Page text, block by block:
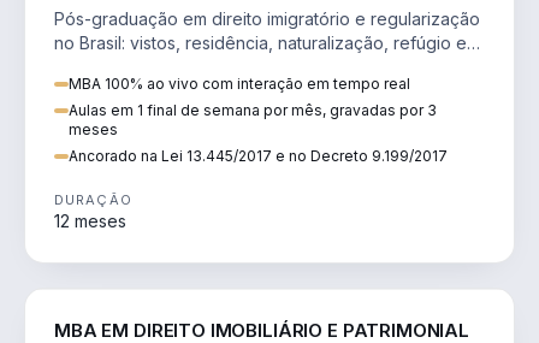
Pós-graduação em direito imigratório e regularização
no Brasil: vistos, residência, naturalização, refúgio e
MBA 100% ao vivo com interação em tempo real
Aulas em 1 final de semana por mês, gravadas por 3
meses
Ancorado na Lei 13.445/2017 e no Decreto 9.199/2017
DURAÇÃO
12 meses
MBA EM DIREITO IMOBILIÁRIO E PATRIMONIAL